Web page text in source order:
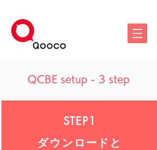
QCBE setup - 3 step
STEP1
ダウンロードと